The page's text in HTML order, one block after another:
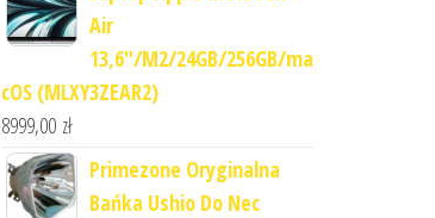
Air
13,6"/M2/24GB/256GB/ma
cOS (MLXY3ZEAR2)
8999,00 zł
Primezone Oryginalna
Bańka Ushio Do Nec